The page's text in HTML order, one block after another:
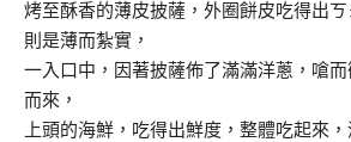
烤至酥香的薄皮披薩，外圈餅皮吃得出ㄎ
則是薄而紮實，
一入口中， 因著披薩佈了滿滿洋蔥， 嗆
而來，
上頭的海鮮，吃得出鮮度，整體吃起來